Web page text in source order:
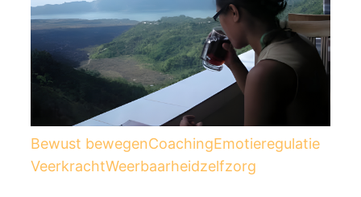
Bewust bewegenCoachingEmotieregulatie
VeerkrachtWeerbaarheidzelfzorg